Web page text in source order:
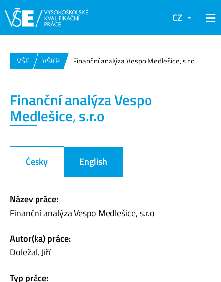
CZ
VŠE VŠKP Finanční analýza Vespo Medlešice, s.r.o
Finanční analýza Vespo
Medlešice, s.r.o
Česky English
Název práce:
Finanční analýza Vespo Medlešice, s.r.o
Autor(ka) práce:
Doležal, Jiří
Typ práce: